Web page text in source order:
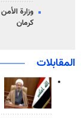
كرمان
المقابلات